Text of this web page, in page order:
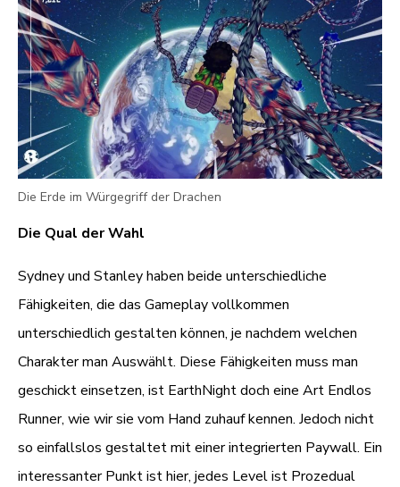
Die Erde im Würgegriff der Drachen
Die Qual der Wahl
Sydney und Stanley haben beide unterschiedliche
Fähigkeiten, die das Gameplay vollkommen
unterschiedlich gestalten können, je nachdem welchen
Charakter man Auswählt. Diese Fähigkeiten muss man
geschickt einsetzen, ist EarthNight doch eine Art Endlos
Runner, wie wir sie vom Hand zuhauf kennen. Jedoch nicht
so einfallslos gestaltet mit einer integrierten Paywall. Ein
interessanter Punkt ist hier, jedes Level ist Prozedual